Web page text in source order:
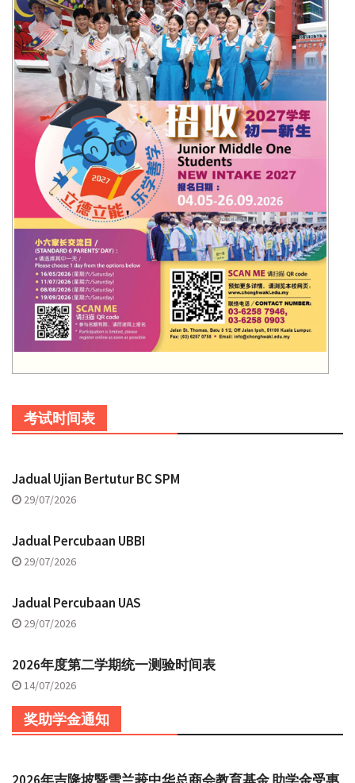
考试时间表
Jadual Ujian Bertutur BC SPM
29/07/2026
Jadual Percubaan UBBI
29/07/2026
Jadual Percubaan UAS
29/07/2026
2026年度第二学期统一测验时间表
14/07/2026
奖助学金通知
2026年吉隆坡暨雪兰莪中华总商会教育基金 助学金受惠